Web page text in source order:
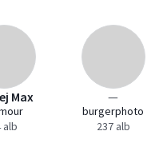
Max
alb
—
burgerphoto
237 alb